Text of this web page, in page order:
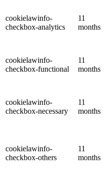
cookielawinfo-
checkbox-analytics
11
months
cookielawinfo-
checkbox-functional
11
months
cookielawinfo-
checkbox-necessary
11
months
cookielawinfo-
checkbox-others
11
months